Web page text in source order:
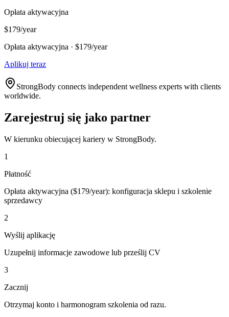
Opłata aktywacyjna
$179/year
Opłata aktywacyjna · $179/year
Aplikuj teraz
StrongBody connects independent wellness experts with clients
worldwide.
Zarejestruj się jako partner
W kierunku obiecującej kariery w StrongBody.
1
Płatność
Opłata aktywacyjna ($179/year): konfiguracja sklepu i szkolenie
sprzedawcy
2
Wyślij aplikację
Uzupełnij informacje zawodowe lub prześlij CV
3
Zacznij
Otrzymaj konto i harmonogram szkolenia od razu.